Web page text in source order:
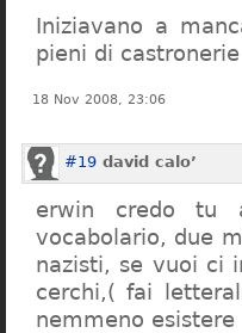
Iniziavano a
pieni di
18 Nov 2008, 23:06
#19 david calo’
erwin credo tu
vocabolario, due
nazisti, se vuoi ci
cerchi,( fai
nemmeno esistere